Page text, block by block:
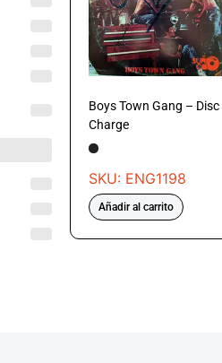
Boys Town Gang – Disc
Charge
SKU: ENG1198
Añadir al carrito